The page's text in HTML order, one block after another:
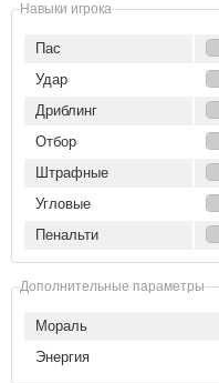
Навыки игрока
Пас
Удар
Дриблинг
Отбор
Штрафные
Угловые
Пенальти
Дополнительные параметры
Мораль
Энергия